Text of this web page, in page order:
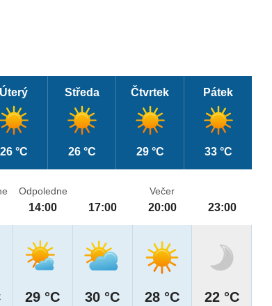
Úterý
26 °C
Středa
26 °C
Čtvrtek
29 °C
Pátek
33 °C
Odpoledne
14:00
29 °C
17:00
30 °C
Večer
20:00
28 °C
23:00
22 °C